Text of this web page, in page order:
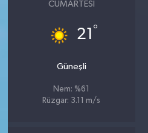
CUMARTESI
21 °
Güneşli
Nem: %61
Rüzgar: 3.11 m/s